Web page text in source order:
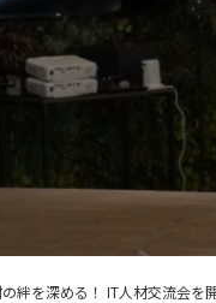
絆を深める！ IT人材交流会を開